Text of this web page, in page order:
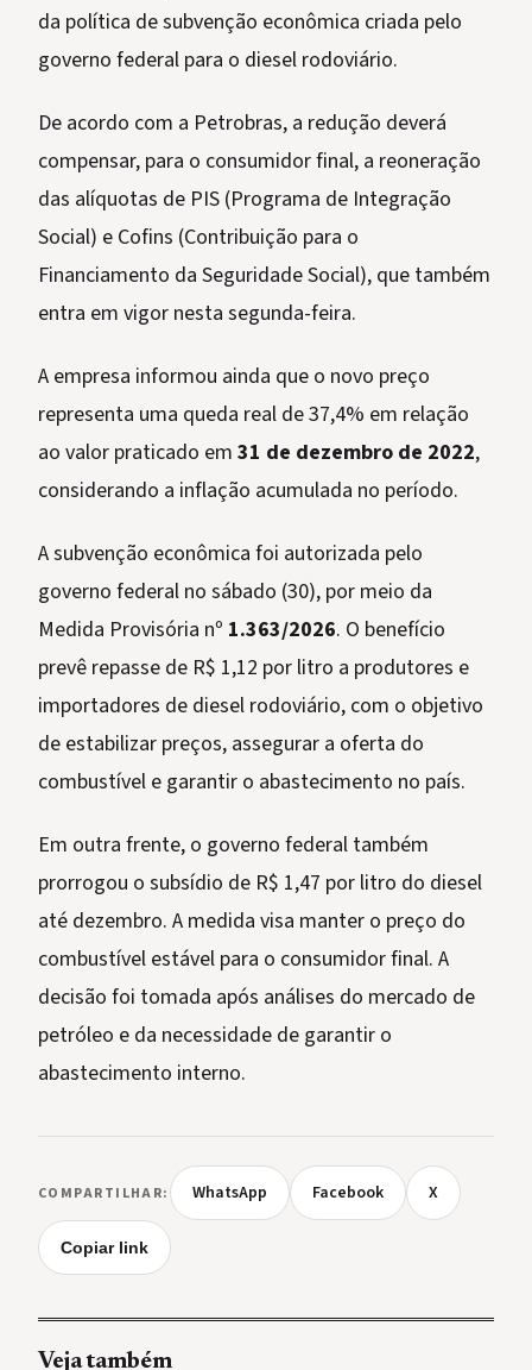
da política de subvenção econômica criada pelo
governo federal para o diesel rodoviário.
De acordo com a Petrobras, a redução deverá
compensar, para o consumidor final, a reoneração
das alíquotas de PIS (Programa de Integração
Social) e Cofins (Contribuição para o
Financiamento da Seguridade Social), que também
entra em vigor nesta segunda-feira.
A empresa informou ainda que o novo preço
representa uma queda real de 37,4% em relação
ao valor praticado em 31 de dezembro de 2022,
considerando a inflação acumulada no período.
A subvenção econômica foi autorizada pelo
governo federal no sábado (30), por meio da
Medida Provisória nº 1.363/2026. O benefício
prevê repasse de R$ 1,12 por litro a produtores e
importadores de diesel rodoviário, com o objetivo
de estabilizar preços, assegurar a oferta do
combustível e garantir o abastecimento no país.
Em outra frente, o governo federal também
prorrogou o subsídio de R$ 1,47 por litro do diesel
até dezembro. A medida visa manter o preço do
combustível estável para o consumidor final. A
decisão foi tomada após análises do mercado de
petróleo e da necessidade de garantir o
abastecimento interno.
COMPARTILHAR: WhatsApp Facebook X
Copiar link
Veja também